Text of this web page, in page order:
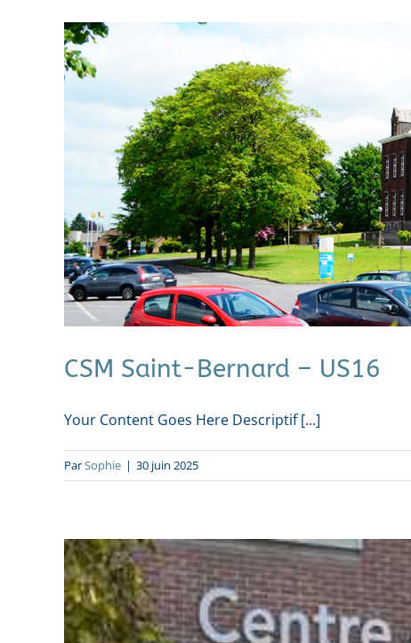
CSM Saint-Bernard – US16
Your Content Goes Here Descriptif [...]
ParSophie | 30 juin 2025